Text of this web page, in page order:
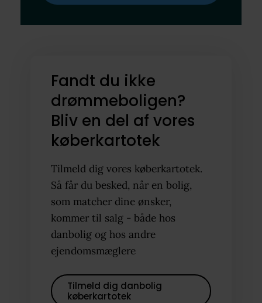
Fandt du ikke
drømmeboligen?
Bliv en del af vores
køberkartotek
Tilmeld dig vores køberkartotek.
Så får du besked, når en bolig,
som matcher dine ønsker,
kommer til salg - både hos
danbolig og hos andre
ejendomsmæglere
Tilmeld dig danbolig
køberkartotek